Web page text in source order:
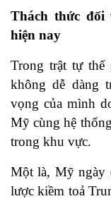
Thách thức đối
hiện nay
Trong trật tự thế
không dễ dàng
vọng của mình
Mỹ cùng hệ
trong khu vực.
Một là, Mỹ ngày
lược kiềm toả